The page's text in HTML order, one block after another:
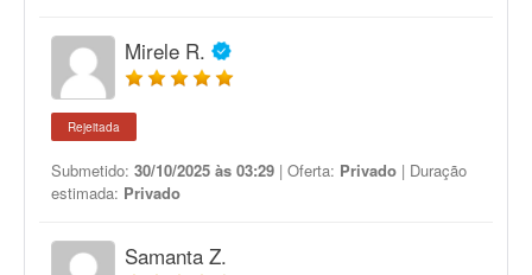
Mirele R.
Rejeitada
Submetido: 30/10/2025 às 03:29 | Oferta: Privado | Duração
estimada: Privado
Samanta Z.